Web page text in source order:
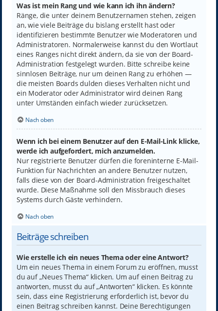
Was ist mein Rang und wie kann ich ihn ändern?
Ränge, die unter deinem Benutzernamen stehen, zeigen
an, wie viele Beiträge du bislang erstellt hast oder
identifizieren bestimmte Benutzer wie Moderatoren und
Administratoren. Normalerweise kannst du den Wortlaut
eines Ranges nicht direkt ändern, da sie von der Board-
Administration festgelegt wurden. Bitte schreibe keine
sinnlosen Beiträge, nur um deinen Rang zu erhöhen —
die meisten Boards dulden dieses Verhalten nicht und
ein Moderator oder Administrator wird deinen Rang
unter Umständen einfach wieder zurücksetzen.
Nach oben
Wenn ich bei einem Benutzer auf den E-Mail-Link klicke,
werde ich aufgefordert, mich anzumelden.
Nur registrierte Benutzer dürfen die foreninterne E-Mail-
Funktion für Nachrichten an andere Benutzer nutzen,
falls diese von der Board-Administration freigeschaltet
wurde. Diese Maßnahme soll den Missbrauch dieses
Systems durch Gäste verhindern.
Nach oben
Beiträge schreiben
Wie erstelle ich ein neues Thema oder eine Antwort?
Um ein neues Thema in einem Forum zu eröffnen, musst
du auf „Neues Thema“ klicken. Um auf einen Beitrag zu
antworten, musst du auf „Antworten“ klicken. Es könnte
sein, dass eine Registrierung erforderlich ist, bevor du
einen Beitrag schreiben kannst. Deine Berechtigungen